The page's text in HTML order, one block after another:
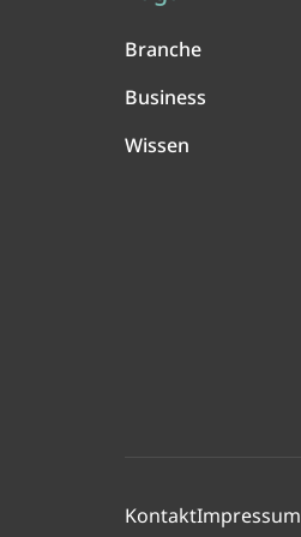
Branche
Business
Wissen
KontaktImpressum